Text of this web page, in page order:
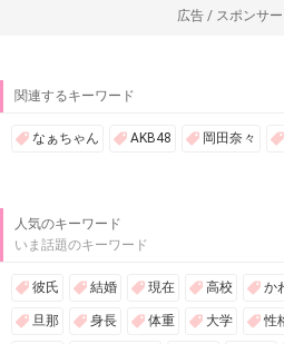
広告 / スポンサ
関連するキーワード
なぁちゃん AKB48 岡田奈々
人気のキーワード
いま話題のキーワード
彼氏 結婚 現在 高校 か
旦那 身長 体重 大学 性